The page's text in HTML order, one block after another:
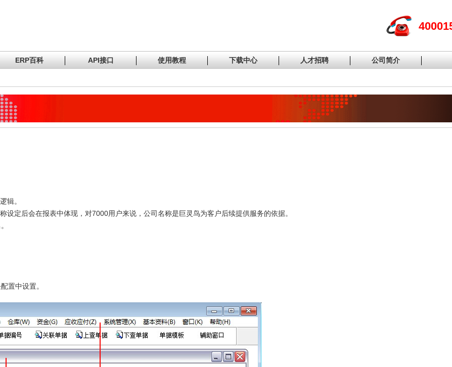
ERP百科 API接口 使用教程 下载中心 人才招聘 公司简介
辑。
定后会在报表中体现，对7000用户来说，公司名称是巨灵鸟为客户后续提供服务的依据。
置中设置。